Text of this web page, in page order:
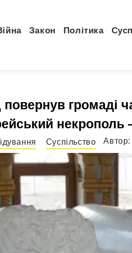
Закон Політика
громаді
Суспільство Автор: